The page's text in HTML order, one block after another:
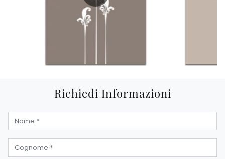
Richiedi Informazioni